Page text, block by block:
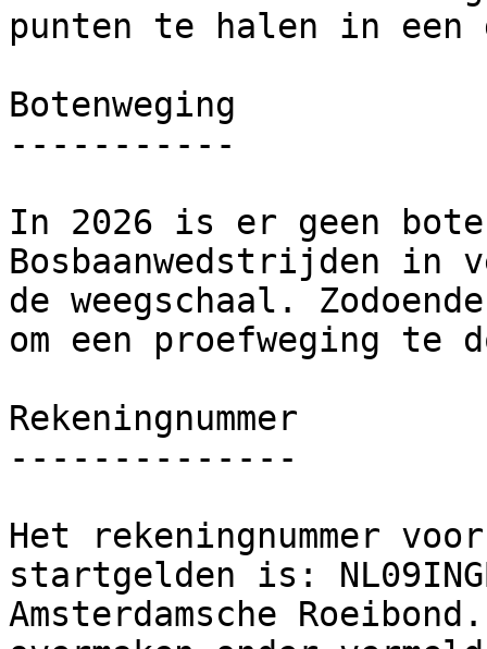
punten te halen in een
Botenweging
-----------
In 2026 is er geen
Bosbaanwedstrijden in
de weegschaal.
om een proefweging te
Rekeningnummer
--------------
Het rekeningnummer
startgelden is:
Amsterdamsche